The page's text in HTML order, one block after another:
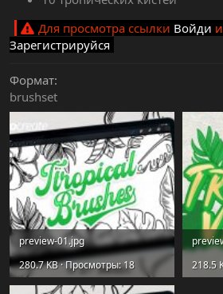
Для просмотра ссылки Войди
Зарегистрируйся
Формат
brushset
preview-01.jpg
280.7 KB · Просмотры: 18
218.5